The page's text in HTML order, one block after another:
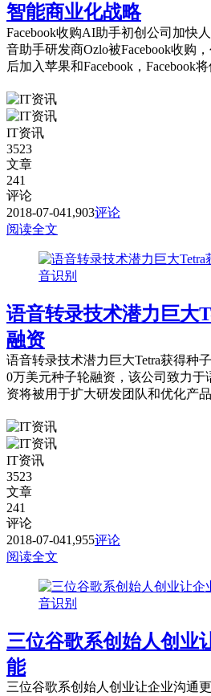
智能商业化战略
Facebook收购AI助手初创公司加快
音助手研发商Ozlo被Facebook收购
后加入苹果和Facebook，Facebook
IT资讯
3523
文章
241
评论
2018-07-041,903评论
阅读全文
音识别
语音转录技术潜力巨大
融资
语音转录技术潜力巨大Tetra获得种
0万美元种子轮融资，该公司致力于
资将被用于扩大研发团队和优化产品
IT资讯
3523
文章
241
评论
2018-07-041,955评论
阅读全文
音识别
三位谷歌系创始人创业
能
三位谷歌系创始人创业让企业沟通